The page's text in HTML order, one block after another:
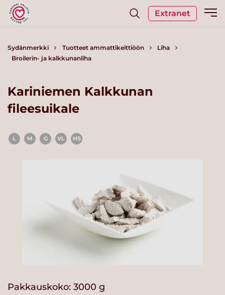
Extranet
Sydänmerkki Tuotteet ammattikeittiöön
Liha
Broilerin- ja kalkkunanliha
Kariniemen Kalkkunan
fileesuikale
L M G VL HS
Pakkauskoko: 3000 g